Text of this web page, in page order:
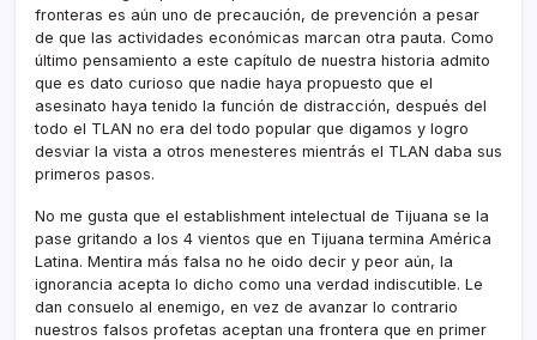
fronteras es aún uno de precaución, de prevención a pesar
de que las actividades económicas marcan otra pauta. Como
último pensamiento a este capí­tulo de nuestra historia admito
que es dato curioso que nadie haya propuesto que el
asesinato haya tenido la función de distracción, después del
todo el TLAN no era del todo popular que digamos y logro
desviar la vista a otros menesteres mientrás el TLAN daba sus
primeros pasos.
No me gusta que el establishment intelectual de Tijuana se la
pase gritando a los 4 vientos que en Tijuana termina América
Latina. Mentira más falsa no he oido decir y peor aún, la
ignorancia acepta lo dicho como una verdad indiscutible. Le
dan consuelo al enemigo, en vez de avanzar lo contrario
nuestros falsos profetas aceptan una frontera que en primer